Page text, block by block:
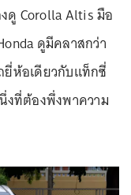
ดู Corolla Altis มือ
ดูมีคลาสกว่า
ยี่ห้อเดียวกับแท็กซี่
งที่ต้องพึ่งพาความ